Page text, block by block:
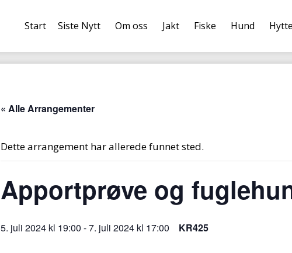
Start Siste Nytt Om oss Jakt Fiske Hund
« Alle Arrangementer
Dette arrangement har allerede funnet sted.
Apportprøve og
5. juli 2024 kl 19:00 -7. juli 2024 kl 17:00 KR425